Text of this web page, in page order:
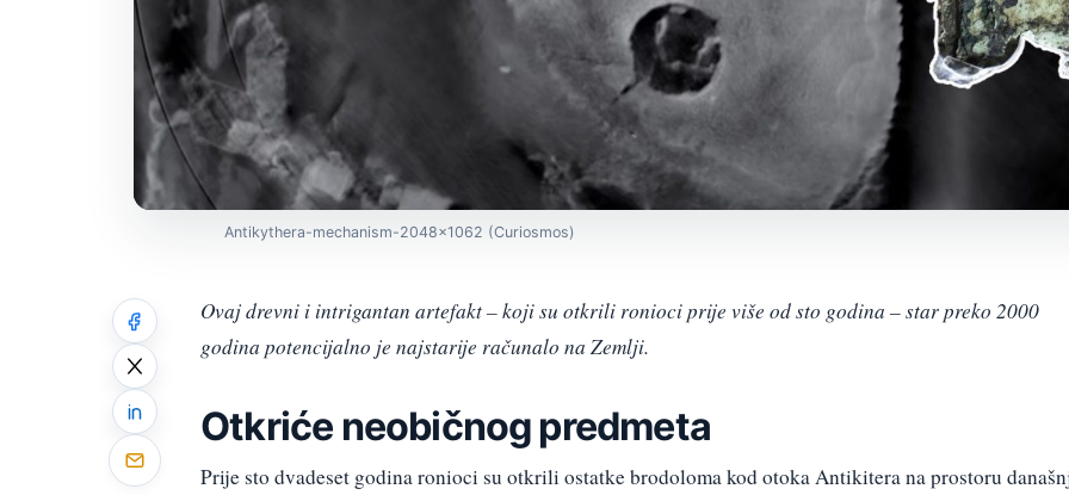
Antikythera-mechanism-2048x1062 (Curiosmos)
Ovaj drevni i intrigantan artefakt – koji su otkrili ronioci prije više od sto godina – star preko 2000
godina potencijalno je najstarije računalo na Zemlji.
Otkriće neobičnog predmeta
Prije sto dvadeset godina ronioci su otkrili ostatke brodoloma kod otoka Antikitera na prostoru